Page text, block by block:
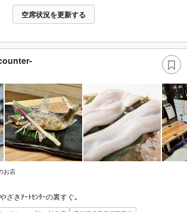
空席状況を更新する
お店
ざきｱｰﾄｾﾝﾀｰの裏すぐ｡